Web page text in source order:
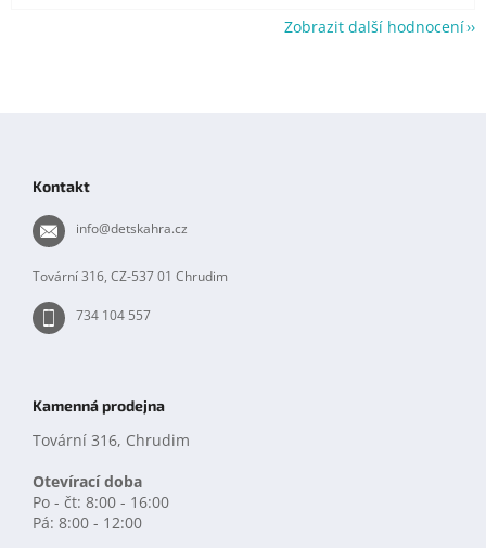
Zobrazit další hodnocení
Kontakt
info@detskahra.cz
Tovární 316, CZ-537 01 Chrudim
734 104 557
Kamenná prodejna
Tovární 316, Chrudim
Otevírací doba
Po - čt: 8:00 - 16:00
Pá: 8:00 - 12:00